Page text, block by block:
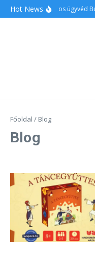
Ugrás a tartalomhoz
Hot NewsIngatlanos ügyvéd
Főoldal / Blog
Blog